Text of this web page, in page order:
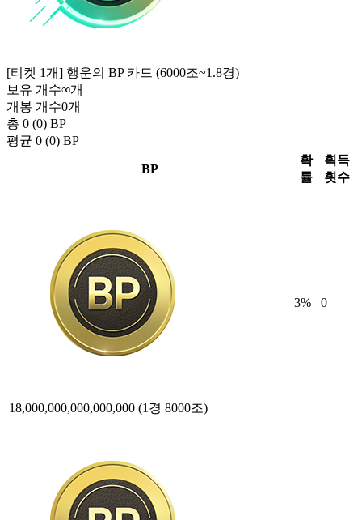
[티켓 1개] 행운의 BP 카드 (6000조~1.8경)
보유 개수∞개
개봉 개수0개
총 0 (0) BP
평균 0 (0) BP
BP
확
률
획득
횟수
18,000,000,000,000,000 (1경 8000조)
3% 0